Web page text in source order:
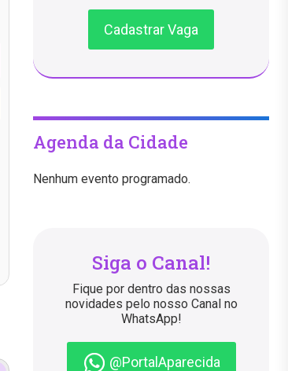
Cadastrar Vaga
Agenda da Cidade
Nenhum evento programado.
Siga o Canal!
Fique por dentro das nossas
novidades pelo nosso Canal no
WhatsApp!
@PortalAparecida